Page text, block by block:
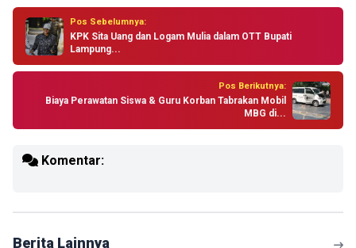
Pos Sebelumnya:
KPK Sita Uang dan Logam Mulia dalam OTT Bupati
Lampung...
Pos Berikutnya:
Biaya Perawatan Siswa & Guru Korban Tabrakan Mobil
MBG di...
Komentar:
Berita Lainnya